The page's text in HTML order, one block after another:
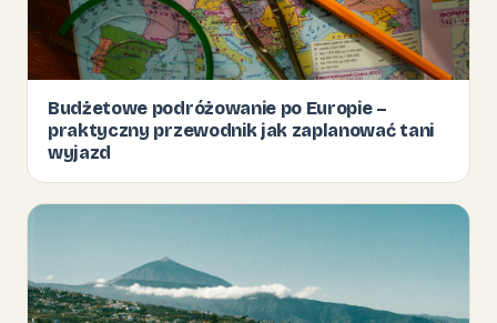
Budżetowe podróżowanie po Europie –
praktyczny przewodnik jak zaplanować tani
wyjazd